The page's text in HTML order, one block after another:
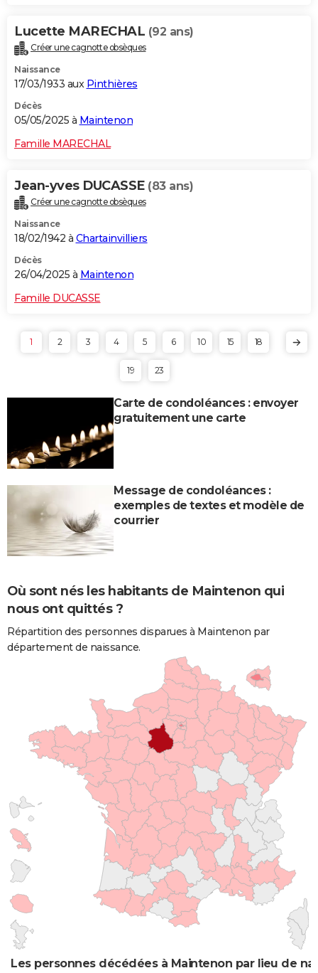
Lucette MARECHAL (92 ans)
Créer une cagnotte obsèques
Naissance
17/03/1933 aux Pinthières
Décès
05/05/2025 à Maintenon
Famille MARECHAL
Jean-yves DUCASSE (83 ans)
Créer une cagnotte obsèques
Naissance
18/02/1942 à Chartainvilliers
Décès
26/04/2025 à Maintenon
Famille DUCASSE
1 2 3 4 5 6 10 15 18
19 23
Carte de condoléances : envoyer
gratuitement une carte
Message de condoléances :
exemples de textes et modèle de
courrier
Où sont nés les habitants de Maintenon qui
nous ont quittés ?
Répartition des personnes disparues à Maintenon par
département de naissance.
Les personnes décédées à Maintenon par lieu de